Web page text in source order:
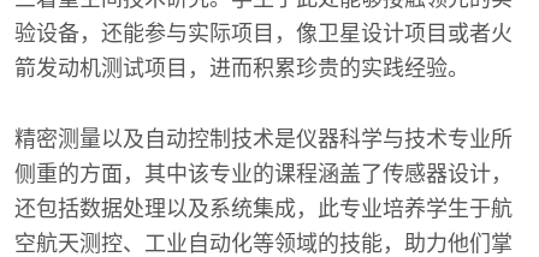
验设备，还能参与实际项目，像卫星设计项目或者火
箭发动机测试项目，进而积累珍贵的实践经验。
精密测量以及自动控制技术是仪器科学与技术专业所
侧重的方面，其中该专业的课程涵盖了传感器设计，
还包括数据处理以及系统集成，此专业培养学生于航
空航天测控、工业自动化等领域的技能，助力他们掌